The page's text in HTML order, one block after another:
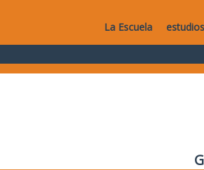
La Escuela estudios